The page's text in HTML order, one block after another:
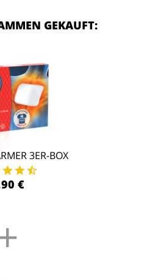
GEKAUFT:
3ER-BOX
€